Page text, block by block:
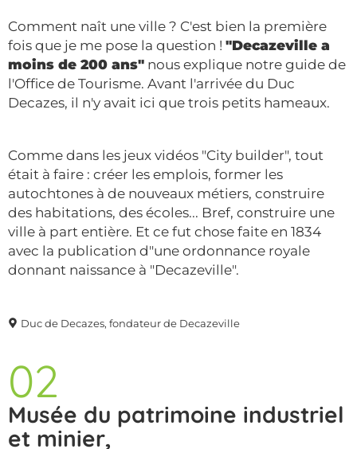
Duc de Decazes, fondateur de Decazeville
Comment naît une ville ? C'est bien la première
fois que je me pose la question ! "Decazeville a
moins de 200 ans" nous explique notre guide de
l'Office de Tourisme. Avant l'arrivée du Duc
Decazes, il n'y avait ici que trois petits hameaux.
Comme dans les jeux vidéos "City builder", tout
était à faire : créer les emplois, former les
autochtones à de nouveaux métiers, construire
des habitations, des écoles... Bref, construire une
ville à part entière. Et ce fut chose faite en 1834
avec la publication d"une ordonnance royale
donnant naissance à "Decazeville".
02
Musée du patrimoine industriel
et minier,